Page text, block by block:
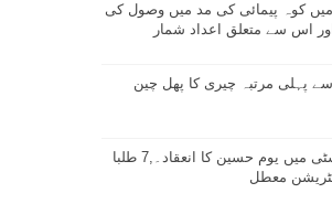
کوہ پیمائی کی مد میں وصول کی
اس سے متعلق اعداد شمار
پہلی مرتبہ چیری کا پھل چین
قراقرم یونیورسٹی میں یوم حسین کا انعقاد۔,7 طلبا
معطل